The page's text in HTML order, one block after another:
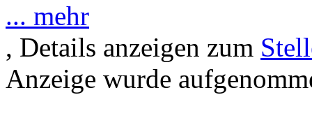
... mehr
, Details anzeigen zum
Anzeige wurde